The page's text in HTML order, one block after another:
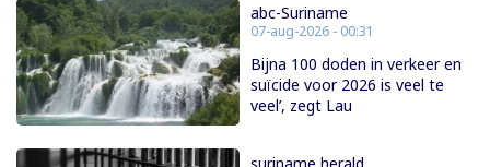
abc-Suriname
07-aug-2026 - 00:31
Bijna 100 doden in verkeer en
suïcide voor 2026 is veel te
veel’, zegt Lau
suriname herald